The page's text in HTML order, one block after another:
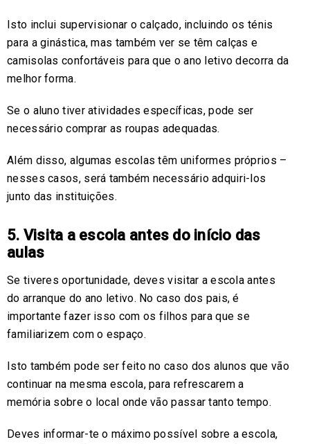
Isto inclui supervisionar o calçado, incluindo os ténis
para a ginástica, mas também ver se têm calças e
camisolas confortáveis para que o ano letivo decorra da
melhor forma.
Se o aluno tiver atividades específicas, pode ser
necessário comprar as roupas adequadas.
Além disso, algumas escolas têm uniformes próprios –
nesses casos, será também necessário adquiri-los
junto das instituições.
5. Visita a escola antes do início das
aulas
Se tiveres oportunidade, deves visitar a escola antes
do arranque do ano letivo. No caso dos pais, é
importante fazer isso com os filhos para que se
familiarizem com o espaço.
Isto também pode ser feito no caso dos alunos que vão
continuar na mesma escola, para refrescarem a
memória sobre o local onde vão passar tanto tempo.
Deves informar-te o máximo possível sobre a escola,